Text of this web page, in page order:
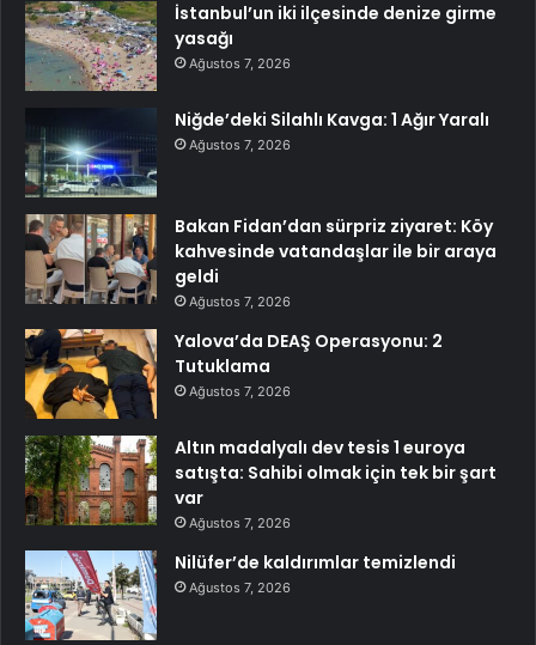
İstanbul’un iki ilçesinde denize girme
yasağı
Ağustos 7, 2026
Niğde’deki Silahlı Kavga: 1 Ağır Yaralı
Ağustos 7, 2026
Bakan Fidan’dan sürpriz ziyaret: Köy
kahvesinde vatandaşlar ile bir araya
geldi
Ağustos 7, 2026
Yalova’da DEAŞ Operasyonu: 2
Tutuklama
Ağustos 7, 2026
Altın madalyalı dev tesis 1 euroya
satışta: Sahibi olmak için tek bir şart
var
Ağustos 7, 2026
Nilüfer’de kaldırımlar temizlendi
Ağustos 7, 2026